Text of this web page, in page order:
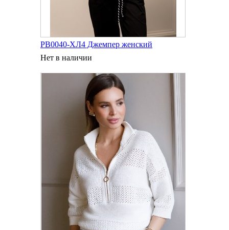
РВ0040-ХЛ4 Джемпер женский
Нет в наличии